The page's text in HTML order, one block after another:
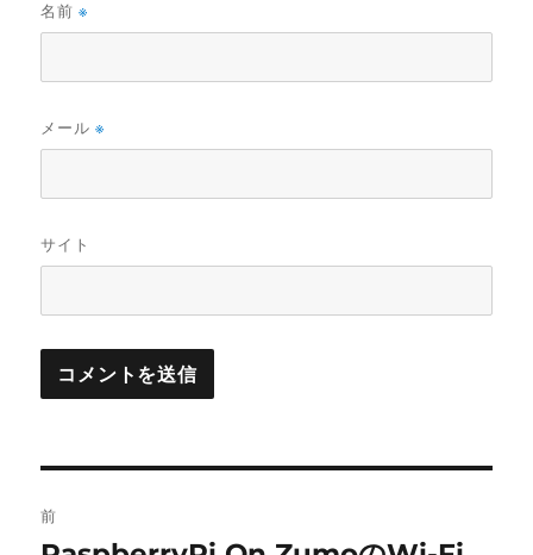
名前※
メール※
サイト
稿
前